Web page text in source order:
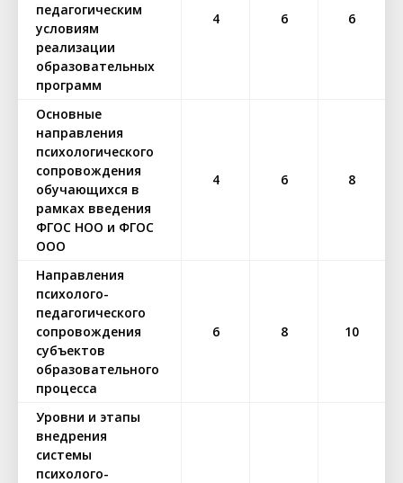
педагогическим
условиям
реализации
образовательных
программ
4 6 6
Основные
направления
психологического
сопровождения
обучающихся в
рамках введения
ФГОС НОО и ФГОС
ООО
4 6 8
Направления
психолого-
педагогического
сопровождения
субъектов
образовательного
процесса
6 8 10
Уровни и этапы
внедрения
системы
психолого-